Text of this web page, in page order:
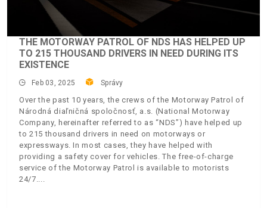
THE MOTORWAY PATROL OF NDS HAS HELPED UP
TO 215 THOUSAND DRIVERS IN NEED DURING ITS
EXISTENCE
Feb 03, 2025 Správy
Over the past 10 years, the crews of the Motorway Patrol of
Národná diaľničná spoločnosť, a.s. (National Motorway
Company, hereinafter referred to as “NDS”) have helped up
to 215 thousand drivers in need on motorways or
expressways. In most cases, they have helped with
providing a safety cover for vehicles. The free-of-charge
service of the Motorway Patrol is available to motorists
24/7.